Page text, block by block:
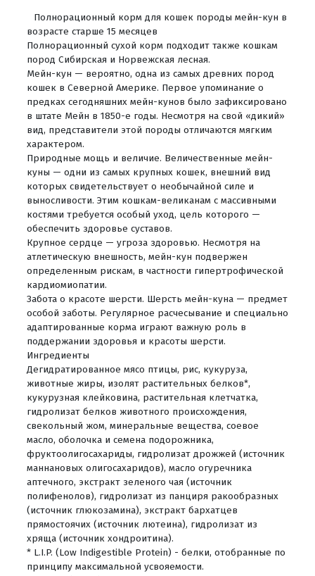
Полнорационный корм для кошек породы мейн-кун в
возрасте старше 15 месяцев
Полнорационный сухой корм подходит также кошкам
пород Сибирская и Норвежская лесная.
Мейн-кун — вероятно, одна из самых древних пород
кошек в Северной Америке. Первое упоминание о
предках сегодняшних мейн-кунов было зафиксировано
в штате Мейн в 1850-е годы. Несмотря на свой «дикий»
вид, представители этой породы отличаются мягким
характером.
Природные мощь и величие. Величественные мейн-
куны — одни из самых крупных кошек, внешний вид
которых свидетельствует о необычайной силе и
выносливости. Этим кошкам-великанам с массивными
костями требуется особый уход, цель которого —
обеспечить здоровье суставов.
Крупное сердце — угроза здоровью. Несмотря на
атлетическую внешность, мейн-кун подвержен
определенным рискам, в частности гипертрофической
кардиомиопатии.
Забота о красоте шерсти. Шерсть мейн-куна — предмет
особой заботы. Регулярное расчесывание и специально
адаптированные корма играют важную роль в
поддержании здоровья и красоты шерсти.
Ингредиенты
Дегидратированное мясо птицы, рис, кукуруза,
животные жиры, изолят растительных белков*,
кукурузная клейковина, растительная клетчатка,
гидролизат белков животного происхождения,
свекольный жом, минеральные вещества, соевое
масло, оболочка и семена подорожника,
фруктоолигосахариды, гидролизат дрожжей (источник
мaннановых олигосахаридов), масло огуречника
аптечного, экстракт зеленого чая (источник
полифенолов), гидролизат из панциря ракообразных
(источник глюкозамина), экстракт бархатцев
прямостоячих (источник лютеина), гидролизат из
хряща (источник хондроитина).
* L.I.P. (Low Indigestible Protein) - белки, отобранные по
принципу максимальной усвояемости.